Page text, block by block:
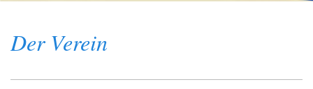
Der Verein